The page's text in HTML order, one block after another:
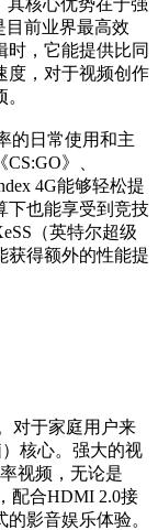
目前业界最高效
时，它能提供比同
度，对于视频创作
的日常使用和主
》、
4G能够轻松提
下也能享受到竞技
（英特尔超级
获得额外的性能提
对于家庭用户来
核心。强大的视
视频，无论是
配合HDMI 2.0接
影音娱乐体验。